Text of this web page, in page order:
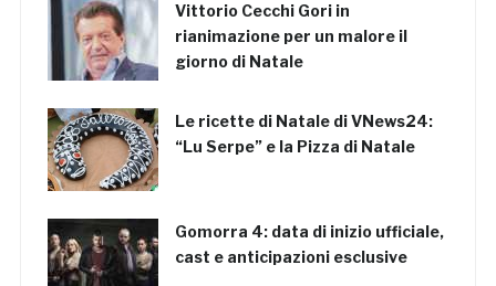
Vittorio Cecchi Gori in
rianimazione per un malore il
giorno di Natale
Le ricette di Natale di VNews24:
“Lu Serpe” e la Pizza di Natale
Gomorra 4: data di inizio ufficiale,
cast e anticipazioni esclusive